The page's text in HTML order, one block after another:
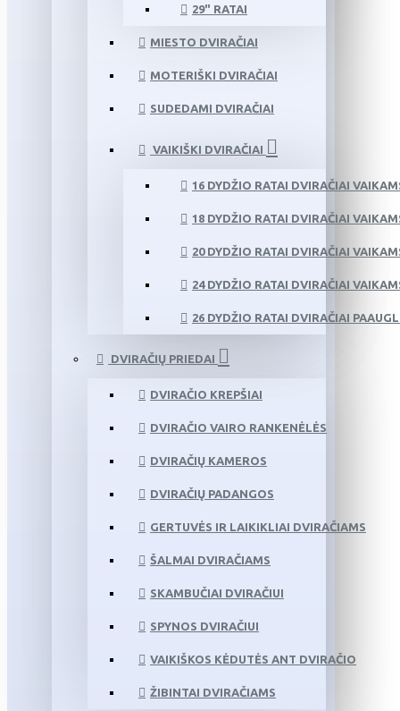
29" RATAI
MIESTO DVIRAČIAI
MOTERIŠKI DVIRAČIAI
SUDEDAMI DVIRAČIAI
VAIKIŠKI DVIRAČIAI
16 DYDŽIO RATAI DVIRAČIAI
18 DYDŽIO RATAI DVIRAČIAI
20 DYDŽIO RATAI DVIRAČIAI
24 DYDŽIO RATAI DVIRAČIAI
26 DYDŽIO RATAI DVIRAČIAI
DVIRAČIŲ PRIEDAI
DVIRAČIO KREPŠIAI
DVIRAČIO VAIRO RANKENĖLĖS
DVIRAČIŲ KAMEROS
DVIRAČIŲ PADANGOS
GERTUVĖS IR LAIKIKLIAI DVIRAČIAMS
ŠALMAI DVIRAČIAMS
SKAMBUČIAI DVIRAČIUI
SPYNOS DVIRAČIUI
VAIKIŠKOS KĖDUTĖS ANT DVIRAČIO
ŽIBINTAI DVIRAČIAMS